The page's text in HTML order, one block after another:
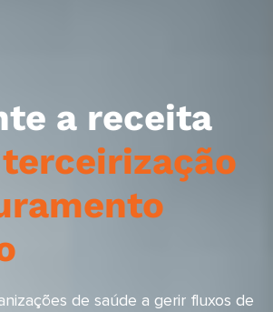
a receita
de saúde a gerir fluxos de